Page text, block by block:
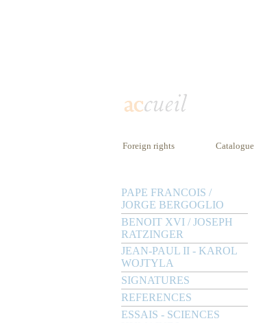
Foreign rights Catalogue
PAPE FRANCOIS /
JORGE BERGOGLIO
BENOIT XVI / JOSEPH
RATZINGER
JEAN-PAUL II - KAROL
WOJTYLA
SIGNATURES
REFERENCES
ESSAIS - SCIENCES